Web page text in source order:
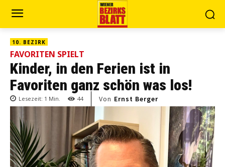
10. BEZIRK
FAVORITEN SPIELT
Kinder, in den Ferien ist in
Favoriten ganz schön was los!
Lesezeit: 1 Min. 44 Von Ernst Berger